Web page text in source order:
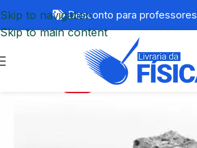
Skip to navigation
Skip to main content
Desconto para professores,